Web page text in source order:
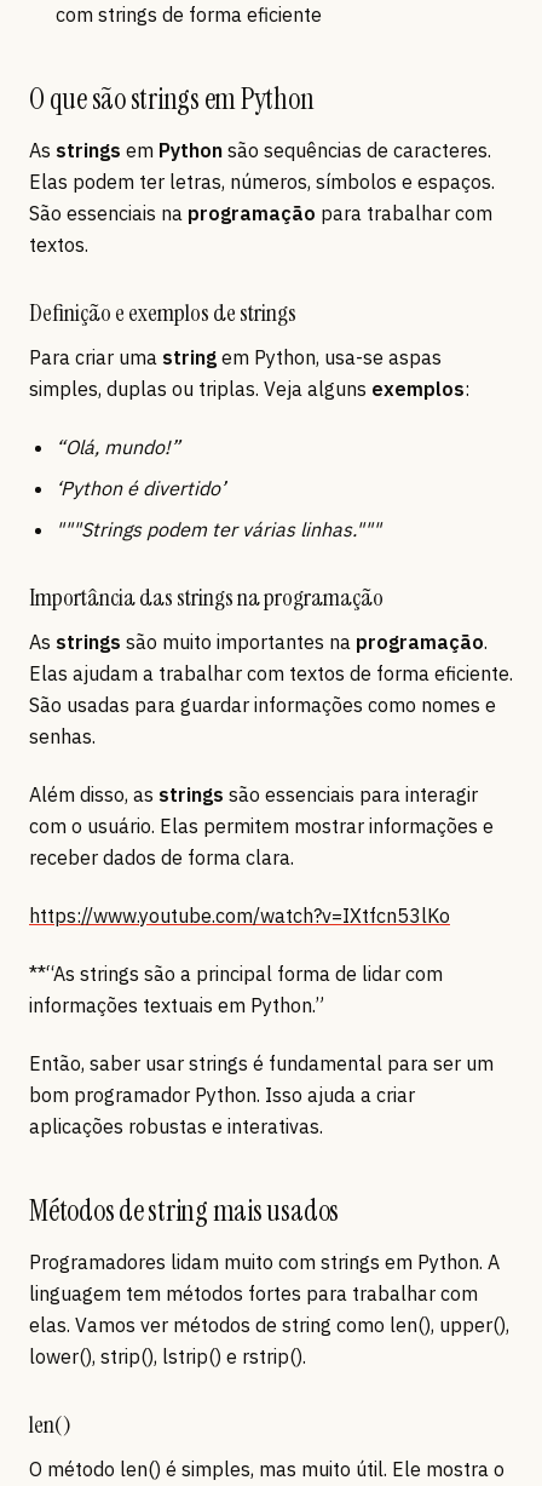
com strings de forma eficiente
O que são strings em Python
As strings em Python são sequências de caracteres.
Elas podem ter letras, números, símbolos e espaços.
São essenciais na programação para trabalhar com
textos.
Definição e exemplos de strings
Para criar uma string em Python, usa-se aspas
simples, duplas ou triplas. Veja alguns exemplos:
“Olá, mundo!”
‘Python é divertido’
"""Strings podem ter várias linhas."""
Importância das strings na programação
As strings são muito importantes na programação.
Elas ajudam a trabalhar com textos de forma eficiente.
São usadas para guardar informações como nomes e
senhas.
Além disso, as strings são essenciais para interagir
com o usuário. Elas permitem mostrar informações e
receber dados de forma clara.
https://www.youtube.com/watch?v=IXtfcn53lKo
**“As strings são a principal forma de lidar com
informações textuais em Python.”
Então, saber usar strings é fundamental para ser um
bom programador Python. Isso ajuda a criar
aplicações robustas e interativas.
Métodos de string mais usados
Programadores lidam muito com strings em Python. A
linguagem tem métodos fortes para trabalhar com
elas. Vamos ver métodos de string como len(), upper(),
lower(), strip(), lstrip() e rstrip().
len()
O método len() é simples, mas muito útil. Ele mostra o